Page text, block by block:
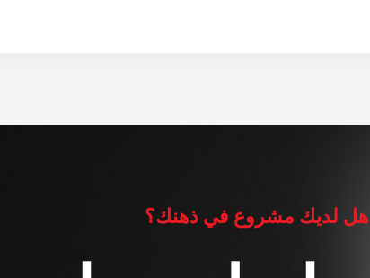
هل لديك مشروع في ذهنك؟